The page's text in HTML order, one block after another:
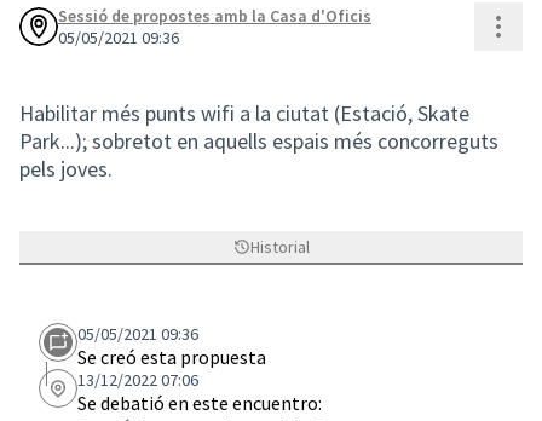
Sessió de propostes amb la Casa d'Oficis
05/05/2021 09:36
Habilitar més punts wifi a la ciutat (Estació, Skate
Park...); sobretot en aquells espais més concorreguts
pels joves.
Historial
05/05/2021 09:36
Se creó esta propuesta
13/12/2022 07:06
Se debatió en este encuentro: